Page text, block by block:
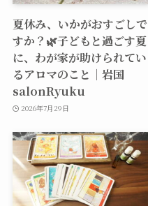
夏休み、いかがおすごしで
すか？🌿子どもと過ごす夏
に、わが家が助けられてい
るアロマのこと｜岩国
salonRyuku
2026年7月29日